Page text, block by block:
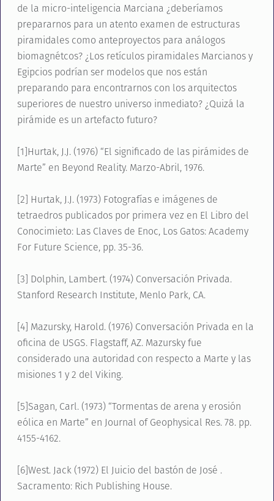
de la micro-inteligencia Marciana ¿deberíamos
prepararnos para un atento examen de estructuras
piramidales como anteproyectos para análogos
biomagnétcos? ¿Los retículos piramidales Marcianos y
Egipcios podrían ser modelos que nos están
preparando para encontrarnos con los arquitectos
superiores de nuestro universo inmediato? ¿Quizá la
pirámide es un artefacto futuro?
[1]Hurtak, J.J. (1976) “El significado de las pirámides de
Marte” en Beyond Reality. Marzo-Abril, 1976.
[2] Hurtak, J.J. (1973) Fotografías e imágenes de
tetraedros publicados por primera vez en El Libro del
Conocimieto: Las Claves de Enoc, Los Gatos: Academy
For Future Science, pp. 35-36.
[3] Dolphin, Lambert. (1974) Conversación Privada.
Stanford Research Institute, Menlo Park, CA.
[4] Mazursky, Harold. (1976) Conversación Privada en la
oficina de USGS. Flagstaff, AZ. Mazursky fue
considerado una autoridad con respecto a Marte y las
misiones 1 y 2 del Viking.
[5]Sagan, Carl. (1973) “Tormentas de arena y erosión
eólica en Marte” en Journal of Geophysical Res. 78. pp.
4155-4162.
[6]West. Jack (1972) El Juicio del bastón de José .
Sacramento: Rich Publishing House.